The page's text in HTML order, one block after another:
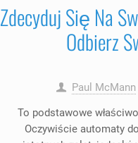
Zdecyduj Się Na
Odbierz
Paul McMann
To podstawowe
Oczywiście automaty